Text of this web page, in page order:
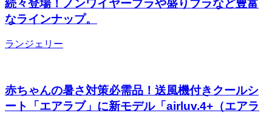
続々登場！ノンワイヤーブラや盛りブラなど豊富
なラインナップ。
ランジェリー
赤ちゃんの暑さ対策必需品！送風機付きクールシ
ート「エアラブ」に新モデル「airluv.4+（エアラ